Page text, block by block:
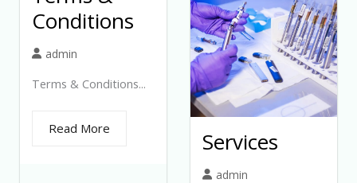
Conditions
admin
Terms & Conditions...
Read More Services
admin